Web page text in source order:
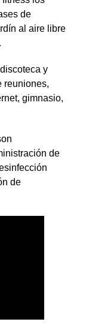
de
al aire libre
y
reuniones,
gimnasio,
de
de